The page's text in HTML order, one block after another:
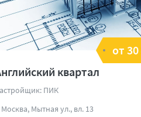
от
квартал
ПИК
Москва, Мытная ул., вл. 13